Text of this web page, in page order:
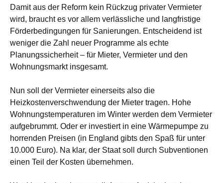
Damit aus der Reform kein Rückzug privater Vermieter
wird, braucht es vor allem verlässliche und langfristige
Förderbedingungen für Sanierungen. Entscheidend ist
weniger die Zahl neuer Programme als echte
Planungssicherheit – für Mieter, Vermieter und den
Wohnungsmarkt insgesamt.
Nun soll der Vermieter einerseits also die
Heizkostenverschwendung der Mieter tragen. Hohe
Wohnungstemperaturen im Winter werden dem Vermieter
aufgebrummt. Oder er investiert in eine Wärmepumpe zu
horrenden Preisen (in England gibts den Spaß für unter
10.000 Euro). Na klar, der Staat soll durch Subventionen
einen Teil der Kosten übernehmen.